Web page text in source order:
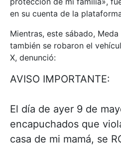
en su cuenta de la
Mientras, este sábado,
también se robaron el
X, denunció:
AVISO IMPORTANTE:
El día de ayer 9 de
encapuchados que
casa de mi mamá, se